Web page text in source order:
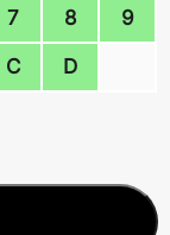
7 8 9
C D